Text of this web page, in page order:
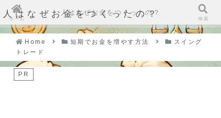
人はなぜお金をつくったの？
Home 短期でお金を増やす方法
スイング
トレード
PR
ホーム
人はなぜお金をつくったの？
検索